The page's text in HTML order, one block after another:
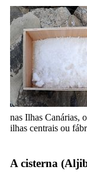
nas Ilhas Canárias,
ilhas centrais ou
A cisterna (